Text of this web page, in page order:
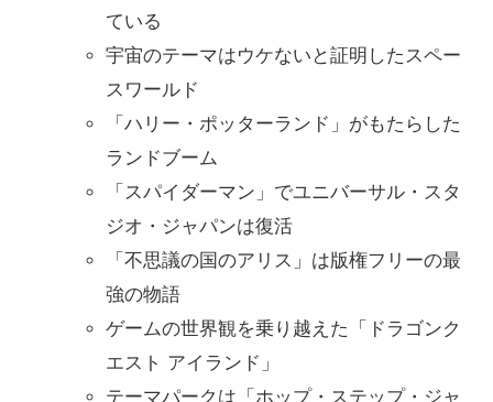
ている
宇宙のテーマはウケないと証明したスペー
スワールド
「ハリー・ポッターランド」がもたらした
ランドブーム
「スパイダーマン」でユニバーサル・スタ
ジオ・ジャパンは復活
「不思議の国のアリス」は版権フリーの最
強の物語
ゲームの世界観を乗り越えた「ドラゴンク
エスト アイランド」
テーマパークは「ホップ・ステップ・ジャ